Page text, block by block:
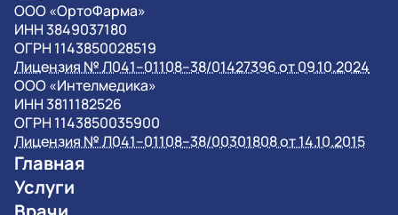
OOO «ОртоФарма»
ИНН 3849037180
ОГРН 1143850028519
Лицензия № Л041–01108–38/01427396 от 09.10.2024
OOO «Интелмедика»
ИНН 3811182526
ОГРН 1143850035900
Лицензия № Л041–01108–38/00301808 от 14.10.2015
Главная
Услуги